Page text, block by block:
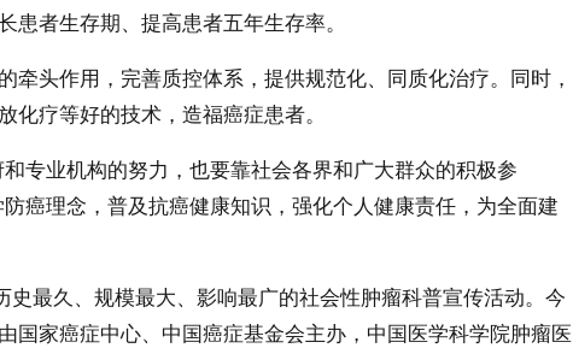
患者生存期、提高患者五年生存率。
头作用，完善质控体系，提供规范化、同质化治疗。同时，
化疗等好的技术，造福癌症患者。
业机构的努力，也要靠社会各界和广大群众的积极参
癌理念，普及抗癌健康知识，强化个人健康责任，为全面建
最久、规模最大、影响最广的社会性肿瘤科普宣传活动。今
国家癌症中心、中国癌症基金会主办，中国医学科学院肿瘤医